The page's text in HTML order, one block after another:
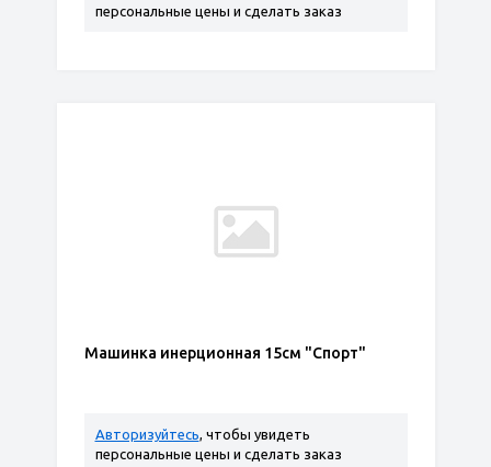
персональные цены и сделать заказ
Машинка инерционная 15см "Спорт"
Авторизуйтесь, чтобы увидеть
персональные цены и сделать заказ